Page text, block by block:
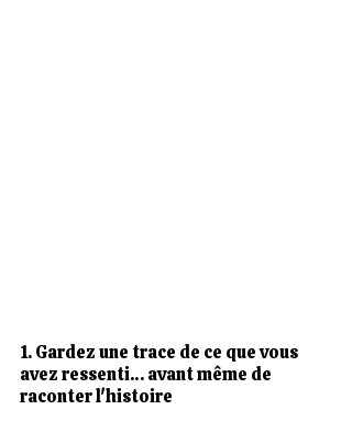
1. Gardez une trace de ce que vous
avez ressenti… avant même de
raconter l'histoire